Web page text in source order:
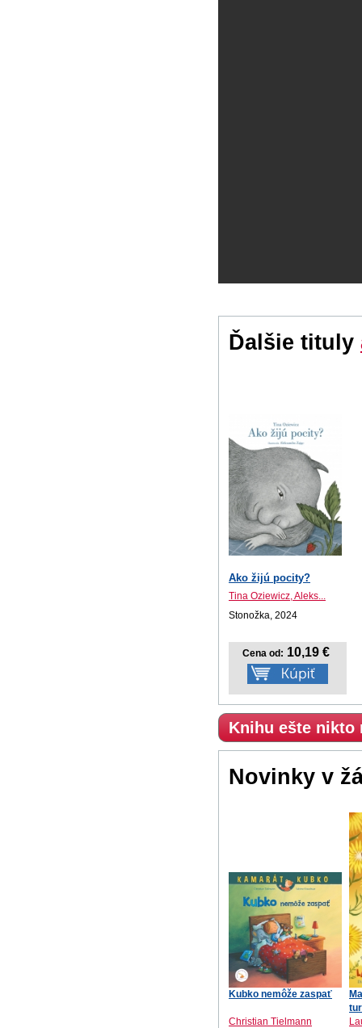
Ďalšie tituly
Ako žijú pocity?
Tina Oziewicz, Aleks...
Stonožka, 2024
Cena od: 10,19 €
Knihu ešte nikto
Novinky v
Kubko nemôže zaspať
Christian Tielmann